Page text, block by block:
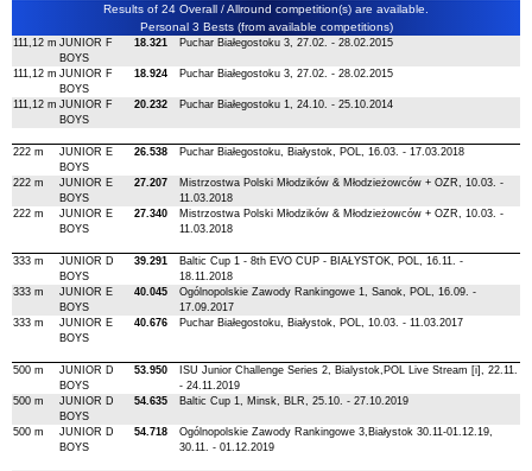
Results of 24 Overall / Allround competition(s) are available.
Personal 3 Bests (from available competitions)
111,12 m JUNIOR F
BOYS
18.321 Puchar Białegostoku 3, 27.02. - 28.02.2015
111,12 m JUNIOR F
BOYS
18.924 Puchar Białegostoku 3, 27.02. - 28.02.2015
111,12 m JUNIOR F
BOYS
20.232 Puchar Białegostoku 1, 24.10. - 25.10.2014
222 m
JUNIOR E
BOYS
26.538 Puchar Białegostoku, Białystok, POL, 16.03. - 17.03.2018
222 m
JUNIOR E
BOYS
27.207
Mistrzostwa Polski Młodzików & Młodzieżowców + OZR, 10.03. -
11.03.2018
222 m
JUNIOR E
BOYS
27.340
Mistrzostwa Polski Młodzików & Młodzieżowców + OZR, 10.03. -
11.03.2018
333 m
JUNIOR D
BOYS
39.291
Baltic Cup 1 - 8th EVO CUP - BIAŁYSTOK, POL, 16.11. -
18.11.2018
333 m
JUNIOR E
BOYS
40.045
Ogólnopolskie Zawody Rankingowe 1, Sanok, POL, 16.09. -
17.09.2017
333 m
JUNIOR E
BOYS
40.676 Puchar Białegostoku, Białystok, POL, 10.03. - 11.03.2017
500 m
JUNIOR D
BOYS
53.950
ISU Junior Challenge Series 2, Bialystok,POL Live Stream [i], 22.11.
- 24.11.2019
500 m
JUNIOR D
BOYS
54.635 Baltic Cup 1, Minsk, BLR, 25.10. - 27.10.2019
500 m
JUNIOR D
BOYS
54.718
Ogólnopolskie Zawody Rankingowe 3,Białystok 30.11-01.12.19,
30.11. - 01.12.2019